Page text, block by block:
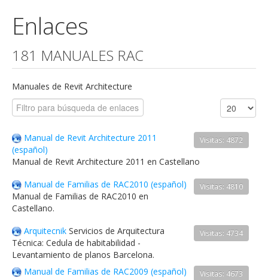
Enlaces
181 MANUALES RAC
Manuales de Revit Architecture
Visitas: 4872
Manual de Revit Architecture 2011
(español)
Manual de Revit Architecture 2011 en Castellano
Visitas: 4810
Manual de Familias de RAC2010 (español)
Manual de Familias de RAC2010 en
Castellano.
Visitas: 4734
Arquitecnik Servicios de Arquitectura
Técnica: Cedula de habitabilidad -
Levantamiento de planos Barcelona.
Visitas: 4673
Manual de Familias de RAC2009 (español)